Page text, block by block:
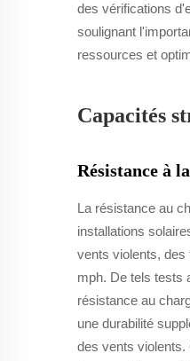
des vérifications
soulignant
ressources et
Capacités
Résistance à
La résistance au
installations
vents violents, des
mph. De tels tests
résistance au
une durabilité
des vents violents.